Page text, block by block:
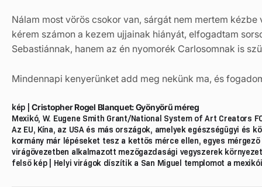
Nálam most vörös csokor van, sárgát nem mertem
kérem számon a kezem ujjainak hiányát, elfogadtam
Sebastiánnak, hanem az én nyomorék Carlosomnak is
Mindennapi kenyerünket add meg nekünk ma, és
kép |Cristopher Rogel Blanquet: Gyönyörű méreg
Mexikó, W. Eugene Smith Grant/National System of Art Creators
Az EU, Kína, az USA és más országok, amelyek egészségügyi
kormány már lépéseket tesz a kettős mérce ellen, egyes
virágövezetben alkalmazott mezőgazdasági vegyszerek
felső kép | Helyi virágok díszítik a San Miguel templomot a